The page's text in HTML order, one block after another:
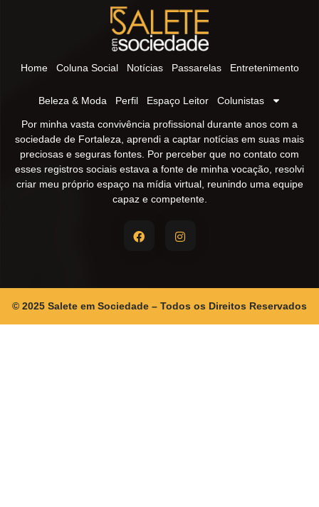
Home Coluna Social Notícias Passarelas Entretenimento
Beleza & Moda Perfil Espaço Leitor Colunistas
Por minha vasta convivência profissional durante anos com a
sociedade de Fortaleza, aprendi a captar notícias em suas mais
preciosas e seguras fontes. Por perceber que no contato com
esses registros sociais estava a fonte de minha vocação, resolvi
criar meu próprio espaço na mídia virtual, reunindo uma equipe
capaz e competente.
© 2025 Salete em Sociedade – Todos os Direitos Reservados